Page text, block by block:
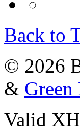
Back to
© 2026
& Green
Valid